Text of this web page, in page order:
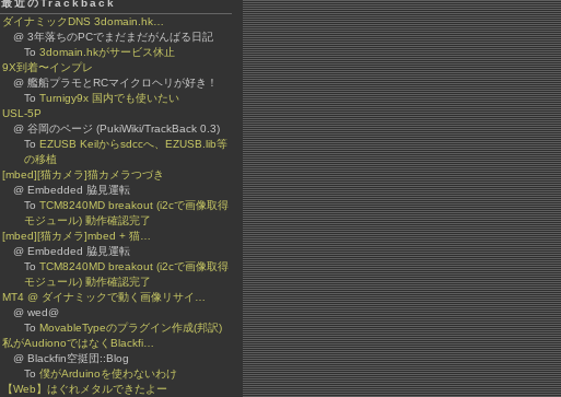
最近のTrackback
ダイナミックDNS 3domain.hk…
@ 3年落ちのPCでまだまだがんばる日記
To 3domain.hkがサービス休止
9X到着〜インプレ
@ 艦船プラモとRCマイクロヘリが好き！
To Turnigy9x 国内でも使いたい
USL-5P
@ 谷岡のページ (PukiWiki/TrackBack 0.3)
To EZUSB Keilからsdccへ、EZUSB.lib等
の移植
[mbed][猫カメラ]猫カメラつづき
@ Embedded 脇見運転
To TCM8240MD breakout (i2cで画像取得
モジュール) 動作確認完了
[mbed][猫カメラ]mbed + 猫…
@ Embedded 脇見運転
To TCM8240MD breakout (i2cで画像取得
モジュール) 動作確認完了
MT4 @ ダイナミックで動く画像リサイ…
@ wed@
To MovableTypeのプラグイン作成(邦訳)
私がAudionoではなくBlackfi…
@ Blackfin空挺団::Blog
To 僕がArduinoを使わないわけ
【Web】はぐれメタルできたよー